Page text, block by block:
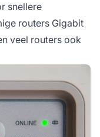
snellere
routers Gigabit
veel routers ook